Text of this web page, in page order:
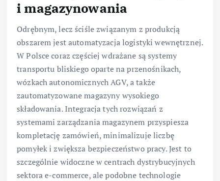
i magazynowania
Odrębnym, lecz ściśle związanym z produkcją
obszarem jest automatyzacja logistyki wewnętrznej.
W Polsce coraz częściej wdrażane są systemy
transportu bliskiego oparte na przenośnikach,
wózkach autonomicznych AGV, a także
zautomatyzowane magazyny wysokiego
składowania. Integracja tych rozwiązań z
systemami zarządzania magazynem przyspiesza
kompletację zamówień, minimalizuje liczbę
pomyłek i zwiększa bezpieczeństwo pracy. Jest to
szczególnie widoczne w centrach dystrybucyjnych
sektora e-commerce, ale podobne technologie